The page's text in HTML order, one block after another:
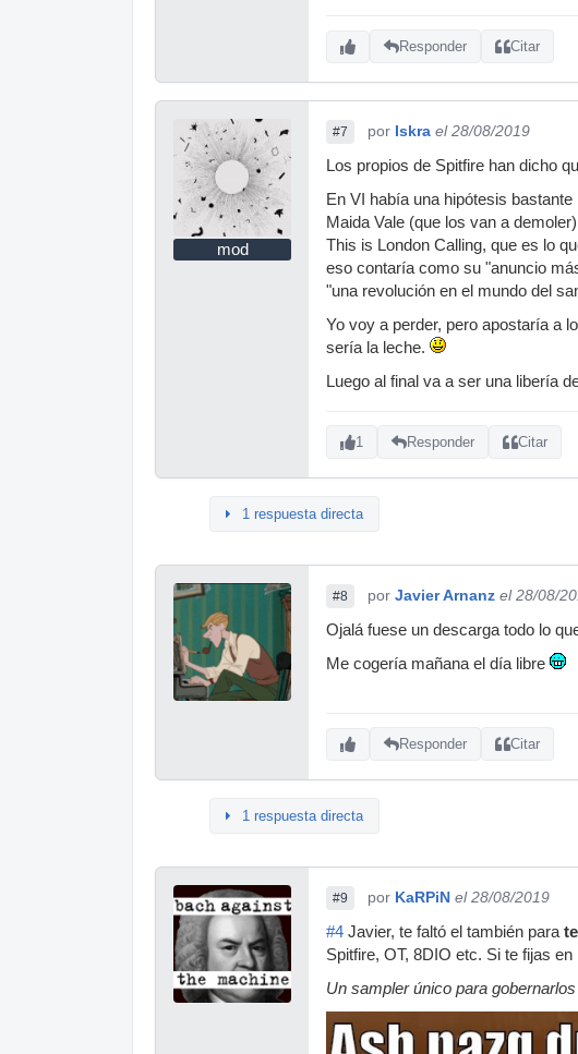
Responder Citar
mod
#7 por Iskra el 28/08/2019
Los propios de Spitfire han dicho
En VI había una hipótesis
Maida Vale (que los van a
This is London Calling, que es lo
eso contaría como su "anuncio
"una revolución en el mundo del
Yo voy a perder, pero apostaría a
sería la leche.
Luego al final va a ser una libería
1 Responder Citar
1 respuesta directa
#8 por Javier Arnanz el 28/08/
Ojalá fuese un descarga todo lo
Me cogería mañana el día libre
Responder Citar
1 respuesta directa
#9 por KaRPiN el 28/08/2019
#4 Javier, te faltó el también para
Spitfire, OT, 8DIO etc. Si te fijas
Un sampler único para